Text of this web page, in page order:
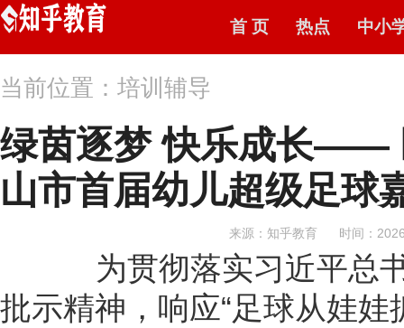
首 页 热点 中小
当前位置：培训辅导
绿茵逐梦 快乐成长——
山市首届幼儿超级足球
来源：知乎教育 时间：
为贯彻落实习近平总书
批示精神，响应“足球从娃娃